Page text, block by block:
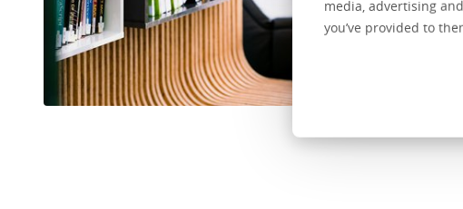
media, advertising
you’ve provided to